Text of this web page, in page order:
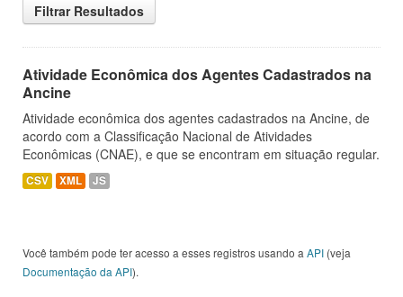
Filtrar Resultados
Atividade Econômica dos Agentes Cadastrados na
Ancine
Atividade econômica dos agentes cadastrados na Ancine, de
acordo com a Classificação Nacional de Atividades
Econômicas (CNAE), e que se encontram em situação regular.
CSV XML JS
Você também pode ter acesso a esses registros usando a API (veja
Documentação da API).